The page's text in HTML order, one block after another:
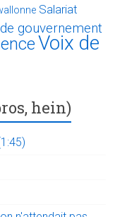
Salariat
gouvernement
Voix de
hein)